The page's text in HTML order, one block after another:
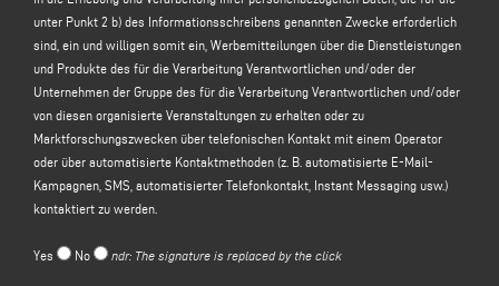
Datenerfassungsformulars im Abschnitt
" auf der Website des für
die Verarbeitung Verantwortlichen (www.emmegi.com, die Website") angeben.
Der für die Verarbeitung Verantwortliche beabsichtigt, Ihre
personenbezogenen Daten zu verarbeiten, und zwar zu folgenden Zwecken
(a)
auf Ihre über dieses Formular übermittelte Nachricht oder
Informationsanfrage zu antworten
, z. B. um Informationen über angebotene
Produkte oder Dienstleistungen zu erhalten (einschließlich der Zusendung von
kostenlosen Einladungen und Informationsmaterial des Unternehmens) und
das berechtigte Interesse des für die Verarbeitung Verantwortlichen im Sinne
unter Punkt 2 b) des Informationsschreibens genannten Zwecke erforderlich
sind, ein und willigen somit ein, Werbemitteilungen über die Dienstleistungen
und Produkte des für die Verarbeitung Verantwortlichen und/oder der
Unternehmen der Gruppe des für die Verarbeitung Verantwortlichen und/oder
von diesen organisierte Veranstaltungen zu erhalten oder zu
Marktforschungszwecken über telefonischen Kontakt mit einem Operator
oder über automatisierte Kontaktmethoden (z. B. automatisierte E-Mail-
Kampagnen, SMS, automatisierter Telefonkontakt, Instant Messaging usw.)
kontaktiert zu werden.
Yes No ndr: The signature is replaced by the click